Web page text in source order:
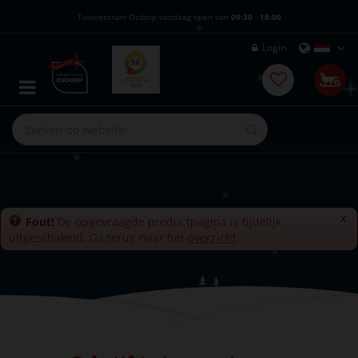
Tuincentrum Osdorp vandaag open van 09:30 - 18:00
Login
x
Fout! De opgevraagde productpagina is tijdelijk
uitgeschakeld. Ga terug naar het overzicht